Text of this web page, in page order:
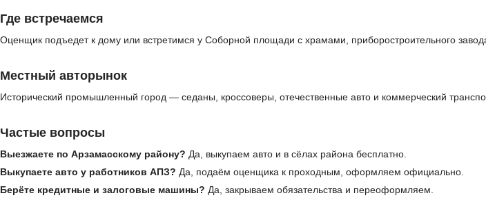
Где встречаемся
Оценщик подъедет к дому или встретимся у Соборной площади с храмами, приборостроительного
Местный авторынок
Исторический промышленный город — седаны, кроссоверы, отечественные авто и коммерческий
Частые вопросы
Выезжаете по Арзамасскому району? Да, выкупаем авто и в сёлах района бесплатно.
Выкупаете авто у работников АПЗ? Да, подаём оценщика к проходным, оформляем официально.
Берёте кредитные и залоговые машины? Да, закрываем обязательства и переоформляем.